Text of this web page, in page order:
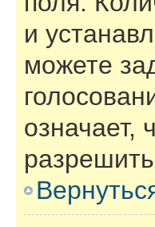
и
можете
означает,